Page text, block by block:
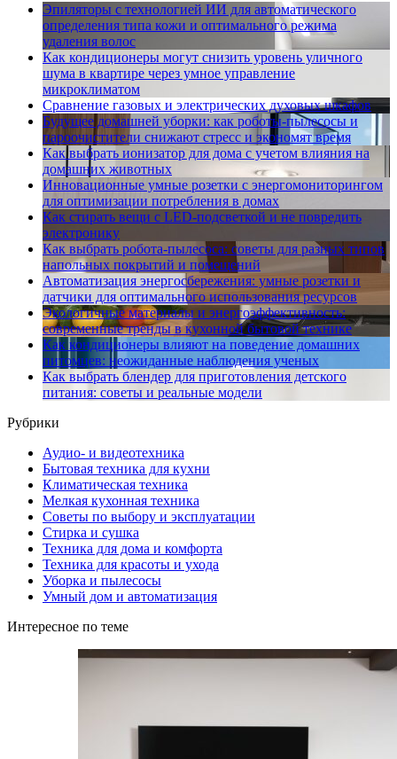
Эпиляторы с технологией ИИ для автоматического
определения типа кожи и оптимального режима
удаления волос
Как кондиционеры могут снизить уровень уличного
шума в квартире через умное управление
микроклиматом
Сравнение газовых и электрических духовых шкафов
Будущее домашней уборки: как роботы-пылесосы и
пароочистители снижают стресс и экономят время
Как выбрать ионизатор для дома с учетом влияния на
домашних животных
Инновационные умные розетки с энергомониторингом
для оптимизации потребления в домах
Как стирать вещи с LED-подсветкой и не повредить
электронику
Как выбрать робота-пылесоса: советы для разных типов
напольных покрытий и помещений
Автоматизация энергосбережения: умные розетки и
датчики для оптимального использования ресурсов
Экологичные материалы и энергоэффективность:
современные тренды в кухонной бытовой технике
Как кондиционеры влияют на поведение домашних
питомцев: неожиданные наблюдения ученых
Как выбрать блендер для приготовления детского
питания: советы и реальные модели
Рубрики
Аудио- и видеотехника
Бытовая техника для кухни
Климатическая техника
Мелкая кухонная техника
Советы по выбору и эксплуатации
Стирка и сушка
Техника для дома и комфорта
Техника для красоты и ухода
Уборка и пылесосы
Умный дом и автоматизация
Интересное по теме